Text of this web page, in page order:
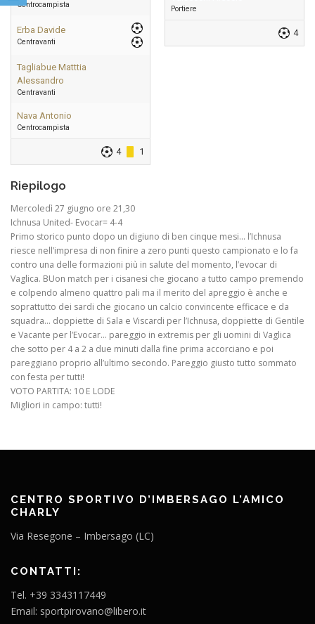
Centrocampista
Erba Davide
Centravanti
Tagliabue Matttia
Alessandro
Centravanti
Nava Antonio
Centrocampista
4 1
Portiere
4
Riepilogo
Mercoledì 27 giugno ore 21,30
Ichnusa United- Evocar= 4-4
Primo storico punto dopo un digiuno di ben cinque mesi… l’Ichnusa
riesce nell’impresa di non finire a zero punti questo campionato e lo fa
contro una delle formazioni più in salute del momento, l’evocar di
Vaglica. BUon match per i cisanesi che giocano a tutto campo premendo
e colpendo almeno quattro pali ma il merito del apreggio è anche e
soprattutto dei sardi che giocano un calcio convincente efficace e da
squadra… doppiette di Sala e Viscardi per l’Ichnusa, doppiette di Gentile
e Vacante per l’Evocar… pareggio in extremis per gli uomini di Vaglica
che sotto per 4 a 2 a due minuti dalla fine prima accorciano e poi
pareggiano proprio all’ultimo secondo. Pareggio giusto tutto sommato
con festa per tutti!
VOTO PARTITA: 10 E LODE
Migliori in campo: tutti!
CENTRO SPORTIVO D’IMBERSAGO L’AMICO
CHARLY
Via Resegone – Imbersago (LC)
CONTATTI:
Tel. +39 3343117449
Email: sportpirovano@libero.it